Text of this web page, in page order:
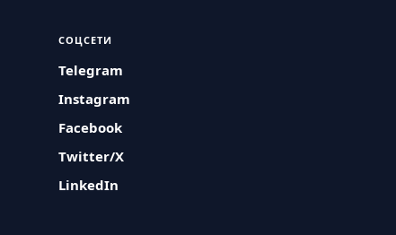
СОЦСЕТИ
Telegram
Instagram
Facebook
Twitter/X
LinkedIn